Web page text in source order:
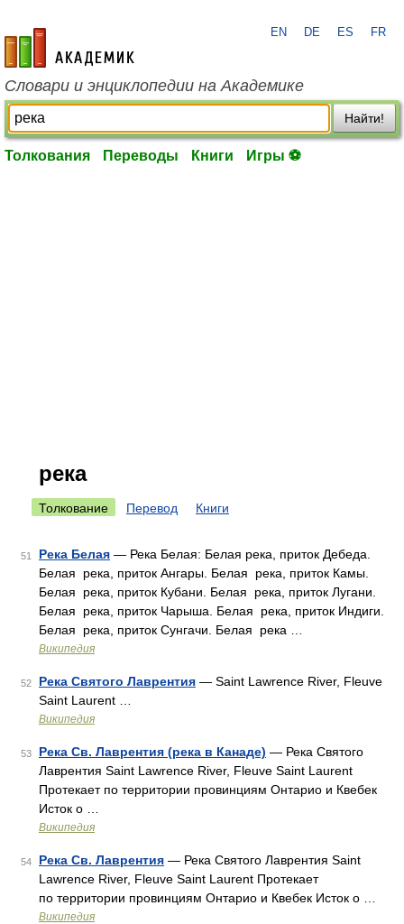
academic.ru
EN DE ES FR
Словари и энциклопедии на Академике
Найти!
Толкования Переводы Книги Игры ⚽
река
Толкование Перевод Книги
51 Река Белая — Река Белая: Белая река, приток Дебеда.
Белая река, приток Ангары. Белая река, приток Камы.
Белая река, приток Кубани. Белая река, приток Лугани.
Белая река, приток Чарыша. Белая река, приток Индиги.
Белая река, приток Сунгачи. Белая река …
Википедия
52 Река Святого Лаврентия — Saint Lawrence River, Fleuve
Saint Laurent …
Википедия
53 Река Св. Лаврентия (река в Канаде) — Река Святого
Лаврентия Saint Lawrence River, Fleuve Saint Laurent
Протекает по территории провинциям Онтарио и Квебек
Исток о …
Википедия
54 Река Св. Лаврентия — Река Святого Лаврентия Saint
Lawrence River, Fleuve Saint Laurent Протекает
по территории провинциям Онтарио и Квебек Исток о …
Википедия